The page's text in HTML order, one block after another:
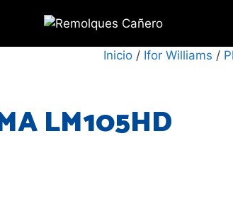
Inicio / Ifor Williams /
LM105HD